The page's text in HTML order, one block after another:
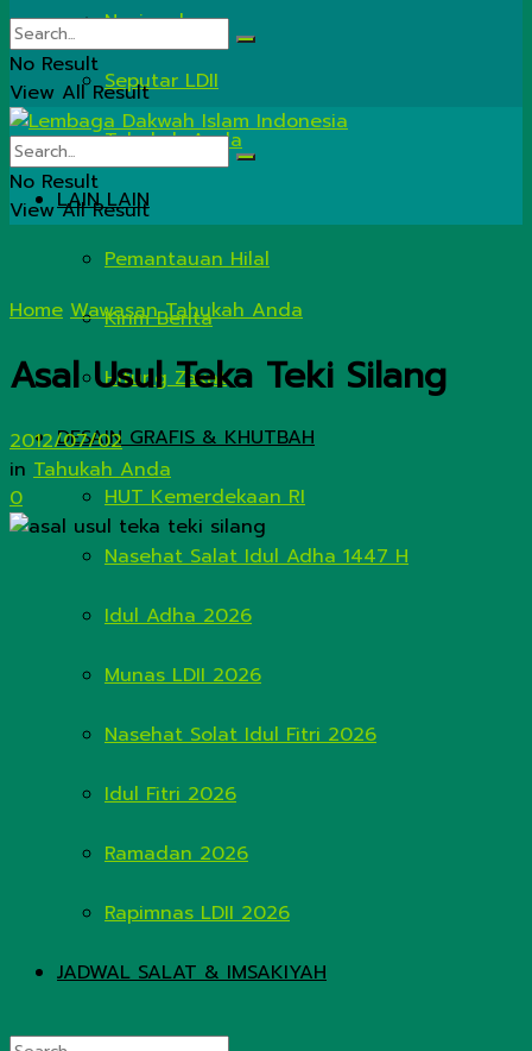
Nasional
Seputar LDII
Tahukah Anda
LAIN LAIN
Pemantauan Hilal
Kirim Berita
Hitung Zakat
DESAIN GRAFIS & KHUTBAH
HUT Kemerdekaan RI
Nasehat Salat Idul Adha 1447 H
Idul Adha 2026
Munas LDII 2026
Nasehat Solat Idul Fitri 2026
Idul Fitri 2026
Ramadan 2026
Rapimnas LDII 2026
JADWAL SALAT & IMSAKIYAH
No Result
View All Result
No Result
View All Result
Home Wawasan Tahukah Anda
Asal Usul Teka Teki Silang
2012/07/02
in Tahukah Anda
0